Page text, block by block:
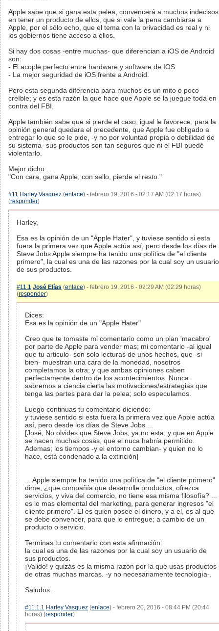
Apple sabe que si gana esta pelea, convencerá a muchos indecisos
en tener un producto de ellos, que si vale la pena cambiarse a
Apple, por el sólo echo, que el tema con la privacidad es real y ni
los gobiernos tiene acceso a ellos.
Si hay dos cosas -entre muchas- que diferencian a iOS de Android
son:
- El acople perfecto entre hardware y software de IOS
- La mejor seguridad de iOS frente a Android.
Pero esta segunda diferencia para muchos es un mito o poco
creíble; y es esta razón la que hace que Apple se la juegue toda en
contra del FBI.
Apple también sabe que si pierde el caso, igual le favorece; para la
opinión general quedara el precedente, que Apple fue obligado a
entregar lo que se le pide, -y no por voluntad propia o debilidad de
su sistema- sus productos son tan seguros que ni el FBI puedé
violentarlo.
Mejor dicho ...
"Con cara, gana Apple; con sello, pierde el resto."
#11 Harley Vasquez (enlace) - febrero 19, 2016 - 02:17 AM (02:17 horas)
(responder)
Harley,
Esa es la opinión de un "Apple Hater", y tuviese sentido si esta
fuera la primera vez que Apple actúa así, pero desde los días de
Steve Jobs Apple siempre ha tenido una política de "el cliente
primero", la cual es una de las razones por la cual soy un usuario
de sus productos.
#11.1 José Elías (enlace) - febrero 19, 2016 - 02:29 AM (02:29 horas)
(responder)
Dices:
Esa es la opinión de un "Apple Hater"
Creo que te tomaste mi comentario como un plan 'macabro'
por parte de Apple para vender mas; mi comentario -al igual
que tu articulo- son solo lecturas de unos hechos, que -si
bien- muestran una cara de la monedad, nosotros
completamos la otra; y que ambas opiniones caben
perfectamente dentro de los acontecimientos. Nunca
sabremos a ciencia cierta las motivaciones/estrategias que
tenga las partes para dar la pelea; solo especulamos.
Luego continuas tu comentario diciendo:
y tuviese sentido si esta fuera la primera vez que Apple actúa
así, pero desde los días de Steve Jobs ...
[José; No olvides que Steve Jobs, ya no esta; y que en Apple
se hacen muchas cosas, que el nuca habría permitido.
Ademas; los tiempos -y el entorno cambian- y quien no lo
hace, está condenado a la extinción]
... Apple siempre ha tenido una política de "el cliente primero"
dime, ¿que compañía que desarrolle productos, ofrezca
servicios, y viva del comercio, no tiene esa misma filosofía? ...
es lo mas elemental del marketing, para generar ingresos "el
cliente primero". El es quien posee el dinero, y a el, es al que
se debe convencer, para que lo entregue; a cambio de un
producto o servicio.
Terminas tu comentario con esta afirmación:
la cual es una de las razones por la cual soy un usuario de
sus productos.
¡Valido! y quizás es la misma razón por la que usas productos
de otras muchas marcas. -y no necesariamente tecnología-.
Saludos.
#11.1.1 Harley Vasquez (enlace) - febrero 20, 2016 - 08:44 PM (20:44
horas) (responder)